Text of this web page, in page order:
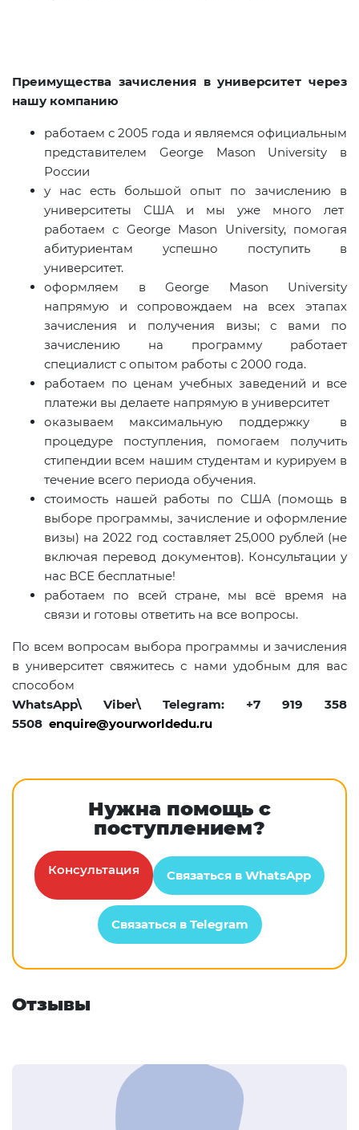
Преимущества зачисления в университет через
нашу компанию
работаем с 2005 года и являемся официальным
представителем George Mason University в
России
у нас есть большой опыт по зачислению в
университеты США и мы уже много лет
работаем с George Mason University, помогая
абитуриентам успешно поступить в
университет.
оформляем в George Mason University
напрямую и сопровождаем на всех этапах
зачисления и получения визы; с вами по
зачислению на программу работает
специалист с опытом работы с 2000 года.
работаем по ценам учебных заведений и все
платежи вы делаете напрямую в университет
оказываем максимальную поддержку в
процедуре поступления, помогаем получить
стипендии всем нашим студентам и курируем в
течение всего периода обучения.
стоимость нашей работы по США (помощь в
выборе программы, зачисление и оформление
визы) на 2022 год составляет 25,000 рублей (не
включая перевод документов). Консультации у
нас ВСЕ бесплатные!
работаем по всей стране, мы всё время на
связи и готовы ответить на все вопросы.
По всем вопросам выбора программы и зачисления
в университет свяжитесь с нами удобным для вас
способом
WhatsApp\ Viber\ Telegram: +7 919 358
5508 enquire@yourworldedu.ru
Нужна помощь с
поступлением?
Консультация Связаться в WhatsApp
Связаться в Telegram
Отзывы